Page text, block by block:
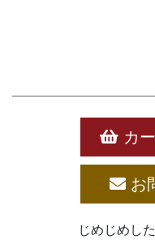
カ
お
じめじめし